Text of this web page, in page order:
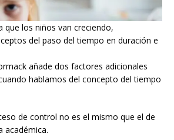
que los niños van creciendo,
del paso del tiempo en duración e
añade dos factores adicionales
hablamos del concepto del tiempo
de control no es el mismo que el de
académica.